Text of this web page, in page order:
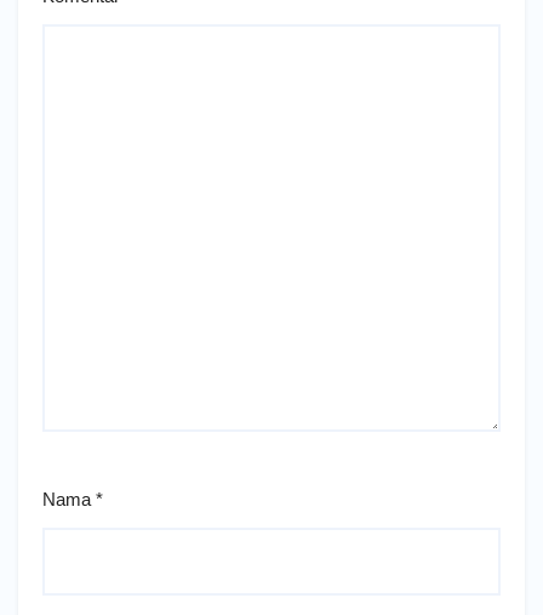
Nama *